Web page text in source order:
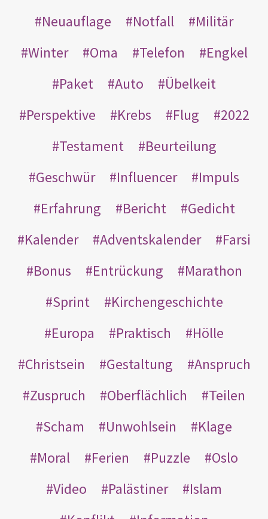
Neuauflage
Notfall
Militär
Winter
Oma Telefon
Engkel
Paket
Auto
Übelkeit
Perspektive
Krebs Flug
2022
Testament
Beurteilung
Geschwür
Influencer
Impuls
Erfahrung
Bericht
Gedicht
Kalender
Adventskalender
Farsi
Bonus
Entrückung
Marathon
Sprint
Kirchengeschichte
Europa
Praktisch
Hölle
Christsein
Gestaltung
Anspruch
Zuspruch
Oberflächlich
Teilen
Scham
Unwohlsein
Klage
Moral
Ferien Puzzle
Oslo
Video
Palästiner
Islam